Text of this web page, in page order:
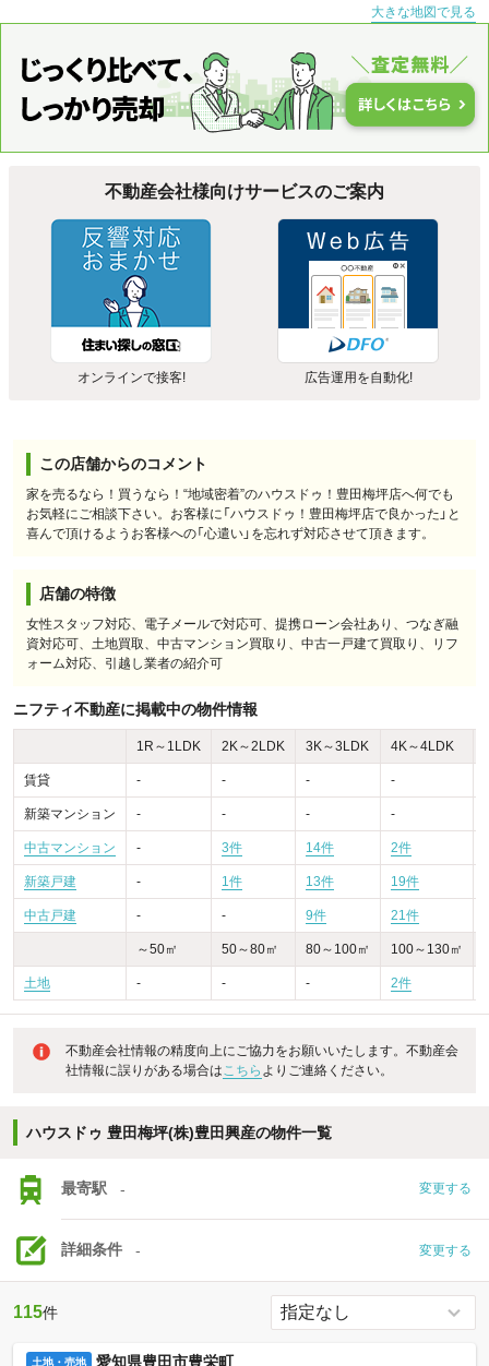
大きな地図で見る
不動産会社様向けサービスのご案内
オンラインで接客! 広告運用を自動化!
この店舗からのコメント
家を売るなら！買うなら！“地域密着”のハウスドゥ！豊田梅坪店へ何でも
お気軽にご相談下さい。お客様に「ハウスドゥ！豊田梅坪店で良かった」と
喜んで頂けるようお客様への「心遣い」を忘れず対応させて頂きます。
店舗の特徴
女性スタッフ対応、電子メールで対応可、提携ローン会社あり、つなぎ融
資対応可、土地買取、中古マンション買取り、中古一戸建て買取り、リフ
ォーム対応、引越し業者の紹介可
ニフティ不動産に掲載中の物件情報
1R～1LDK 2K～2LDK 3K～3LDK 4K～4LDK
賃貸 - - - -
新築マンション - - - -
中古マンション - 3件 14件 2件
新築戸建 - 1件 13件 19件
中古戸建 - - 9件 21件
～50㎡ 50～80㎡ 80～100㎡ 100～130㎡
土地 - - - 2件
不動産会社情報の精度向上にご協力をお願いいたします。不動産会
社情報に誤りがある場合はこちら よりご連絡ください。
ハウスドゥ 豊田梅坪(株)豊田興産の物件一覧
最寄駅 - 変更する
詳細条件 - 変更する
115件
土地・売地 愛知県豊田市豊栄町